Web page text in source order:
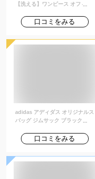
【洗える】ワンピース オフィス
れいめ 通勤 レディース ミセス
50代 40代 30代 ママコーデ 大き
ート ロング マキシワンピ シンプ
口コミをみる
adidas アディダス オリジナルス
バッグ ジムサック ブラック ナッ
口コミをみる